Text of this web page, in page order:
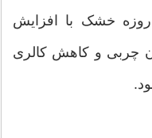
خشک با افزایش
چربی و کاهش کالری